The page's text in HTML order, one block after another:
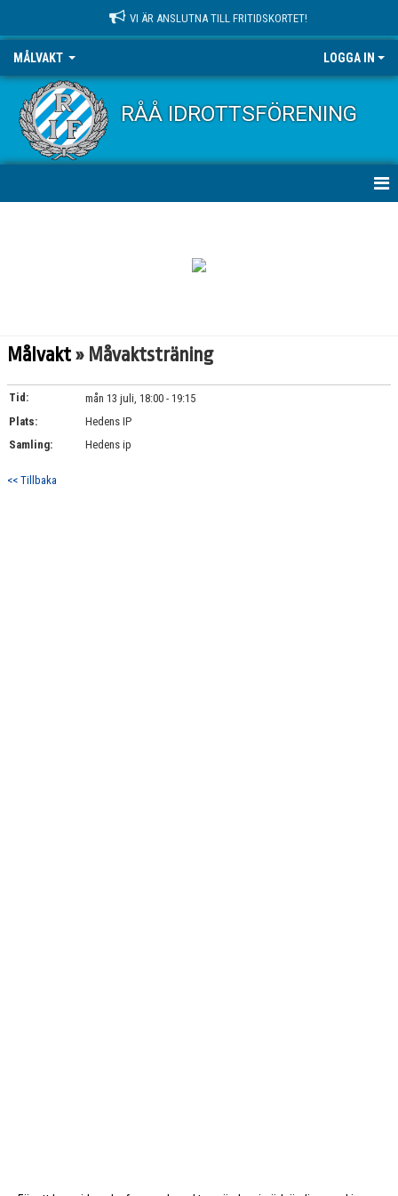
VI ÄR ANSLUTNA TILL FRITIDSKORTET!
MÅLVAKT LOGGA IN
RÅÅ IDROTTSFÖRENING
Målvakt » Måvaktsträning
Tid:
mån 13 juli, 18:00 - 19:15
Plats:
Hedens IP
Samling:
Hedens ip
<< Tillbaka